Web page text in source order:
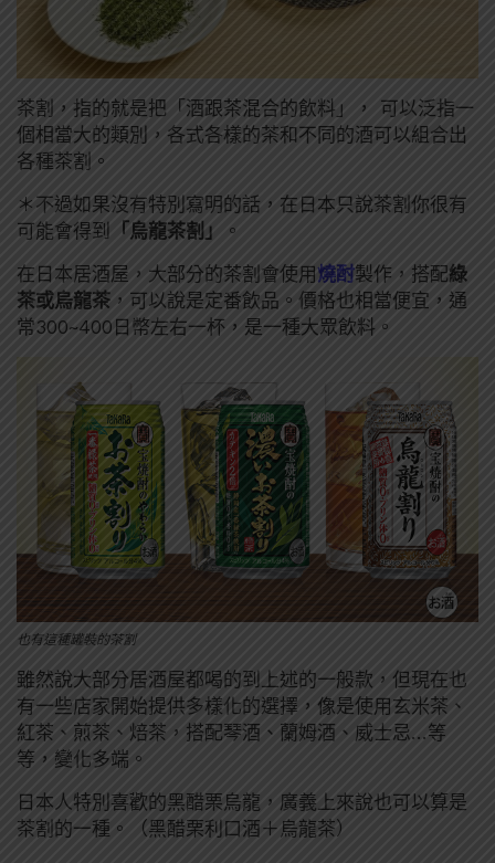
茶割，指的就是把「酒跟茶混合的飲料」， 可以泛指一
個相當大的類別，各式各樣的茶和不同的酒可以組合出
各種茶割。
＊不過如果沒有特別寫明的話，在日本只說茶割你很有
可能會得到
「烏龍茶割」
。
在日本居酒屋，大部分的茶割會使用燒酎製作，搭配綠
茶或烏龍茶 ，可以說是定番飲品。價格也相當便宜，通
常300~400日幣左右一杯，是一種大眾飲料。
也有這種罐裝的茶割
雖然說大部分居酒屋都喝的到上述的一般款，但現在也
有一些店家開始提供多樣化的選擇，像是使用玄米茶、
紅茶、煎茶、焙茶，搭配琴酒、蘭姆酒、威士忌…等
等，變化多端。
日本人特別喜歡的黑醋栗烏龍，廣義上來說也可以算是
茶割的一種。（黑醋栗利口酒＋烏龍茶）